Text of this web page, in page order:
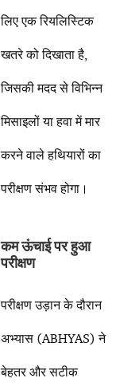
लिए एक रियलिस्टिक
खतरे को दिखाता है,
जिसकी मदद से विभिन्न
मिसाइलों या हवा में मार
करने वाले हथियारों का
परीक्षण संभव होगा।
कम ऊंचाई पर हुआ
परीक्षण
परीक्षण उड़ान के दौरान
अभ्यास (ABHYAS) ने
बेहतर और सटीक